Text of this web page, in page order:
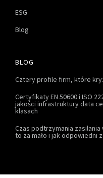
ESG
Blog
BLOG
Cztery profile firm, które
Certyfikaty EN 50600 i ISO
jakości infrastruktury data
klasach
Czas podtrzymania
to za mało i jak odpowiedni